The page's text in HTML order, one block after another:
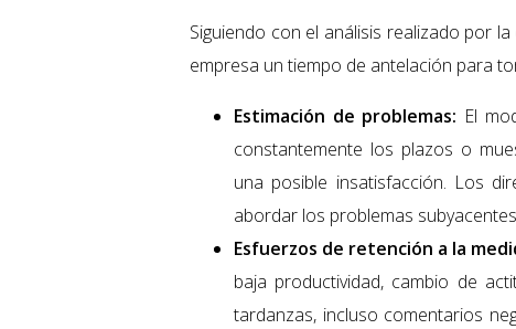
Siguiendo con el análisis realizado por
empresa un tiempo de antelación para
Estimación de problemas: El
constantemente los plazos o
una posible insatisfacción. Los
abordar los problemas
Esfuerzos de retención a la
baja productividad, cambio de
tardanzas, incluso comentarios